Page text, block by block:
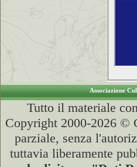
Associazione
Tutto il materiale
Copyright 2000-2026 ©
parziale, senza
tuttavia liberamente